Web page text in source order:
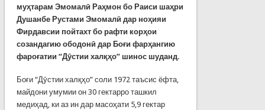
муҳтарам Эмомалӣ Раҳмон бо Раиси шаҳри
Душанбе Рустами Эмомалӣ дар ноҳияи
Фирдавсии пойтахт бо рафти корҳои
созандагию ободонӣ дар Боғи фарҳангию
фароғатии “Дӯстии халқҳо” шинос шуданд.
Боғи “Дӯстии халқҳо” соли 1972 таъсис ёфта,
майдони умумии он 30 гектарро ташкил
медиҳад, ки аз ин дар масоҳати 5,9 гектар